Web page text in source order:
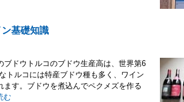
基礎知識
ドウトルコのブドウ生産高は、世界第6
トルコには特産ブドウ種も多く、ワイン
す。ブドウを煮込んでペクメズを作る
む